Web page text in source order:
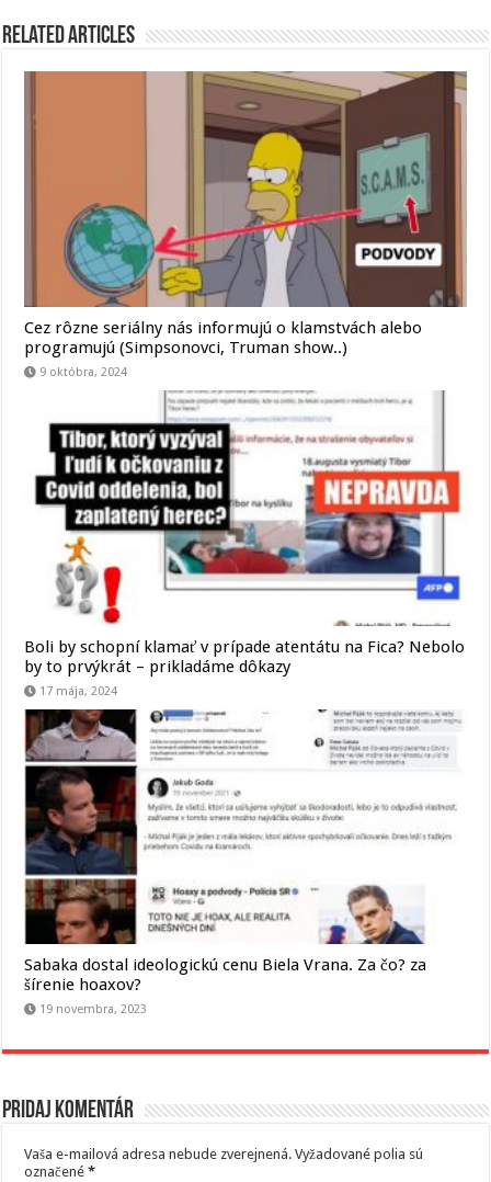
Related Articles
Cez rôzne seriálny nás informujú o klamstvách alebo
programujú (Simpsonovci, Truman show..)
9 októbra, 2024
Boli by schopní klamať v prípade atentátu na Fica? Nebolo
by to prvýkrát – prikladáme dôkazy
17 mája, 2024
Sabaka dostal ideologickú cenu Biela Vrana. Za čo? za
šírenie hoaxov?
19 novembra, 2023
Pridaj komentár
Vaša e-mailová adresa nebude zverejnená. Vyžadované polia sú
označené*